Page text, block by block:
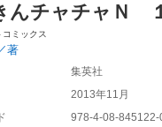
んチャチャＮ
ミックス
著
集英社
2013年11月
978-4-08-845122-